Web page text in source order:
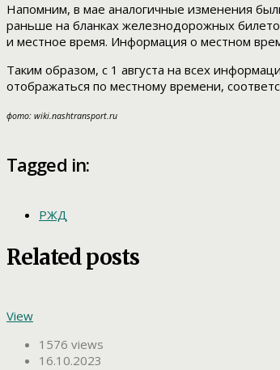
Напомним, в мае аналогичные изменения
раньше на бланках железнодорожных
и местное время. Информация о местном
Таким образом, с 1 августа на всех
отображаться по местному времени,
фото: wiki.nashtransport.ru
Tagged in:
РЖД
Related posts
View
1576 views
16.10.2023